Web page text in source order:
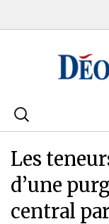
Rechercher
Bourse
Placements
Les
d’une
central